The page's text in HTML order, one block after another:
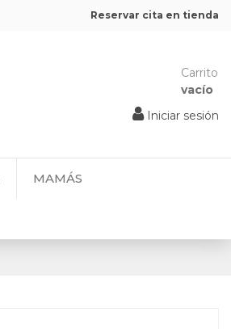
Reservar cita en tienda
Carrito
vacío
Iniciar sesión
MAMÁS